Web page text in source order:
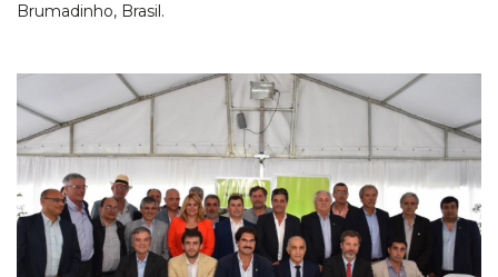
Brumadinho, Brasil.